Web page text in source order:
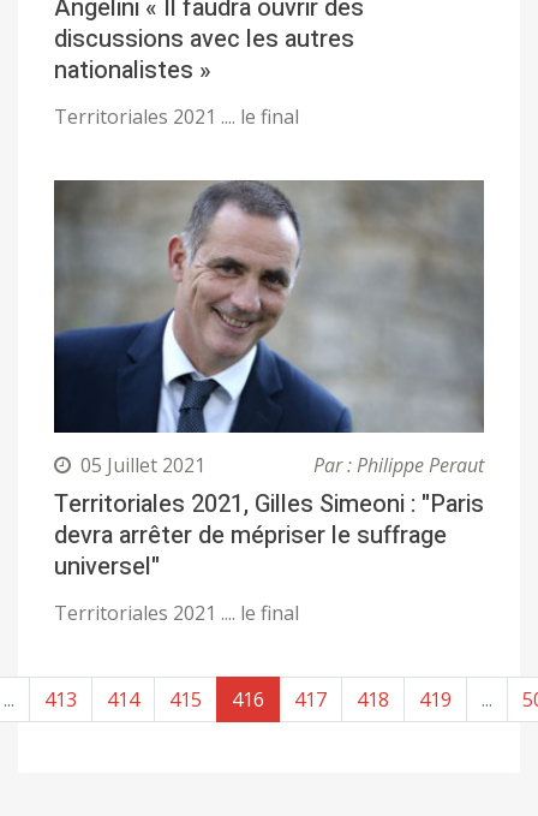
Angelini « Il faudra ouvrir des
discussions avec les autres
nationalistes »
Territoriales 2021 .... le final
05 Juillet 2021 Par : Philippe Peraut
Territoriales 2021, Gilles Simeoni : "Paris
devra arrêter de mépriser le suffrage
universel"
Territoriales 2021 .... le final
... 413 414 415 416 417 418 419 ...